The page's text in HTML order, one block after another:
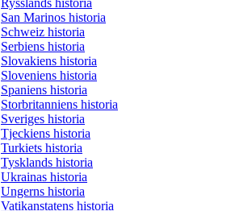
San Marinos historia
Schweiz historia
Serbiens historia
Slovakiens historia
Sloveniens historia
Spaniens historia
Storbritanniens historia
Sveriges historia
Tjeckiens historia
Turkiets historia
Tysklands historia
Ukrainas historia
Ungerns historia
Vatikanstatens historia